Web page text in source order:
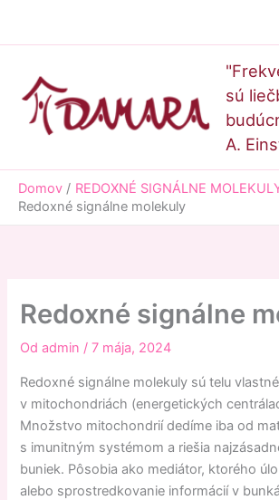
sú
A.
Domov
REDOXNÉ SIGNÁLNE
Redoxné signálne molekuly
Redoxné signálne
Od admin /7 mája, 2024
Redoxné signálne molekuly sú telu
v mitochondriách (energetických
Množstvo mitochondrií dedíme iba od
s imunitným systémom a riešia
buniek. Pôsobia ako mediátor, ktorého
alebo sprostredkovanie informácií v